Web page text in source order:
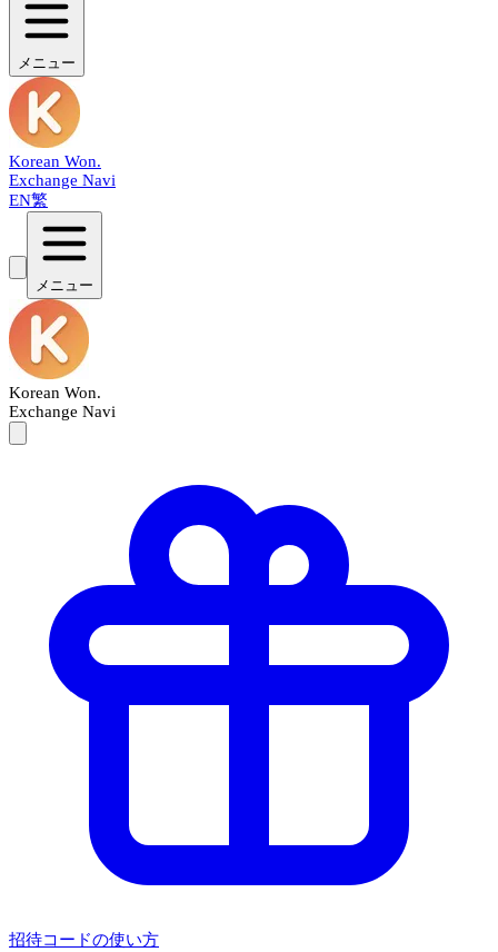
メニュー
Korean Won.
Exchange Navi
EN繁
メニュー
Korean Won.
Exchange Navi
招待コードの使い方